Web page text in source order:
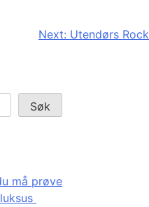
Next: Utendørs Rock
Søk
må prøve